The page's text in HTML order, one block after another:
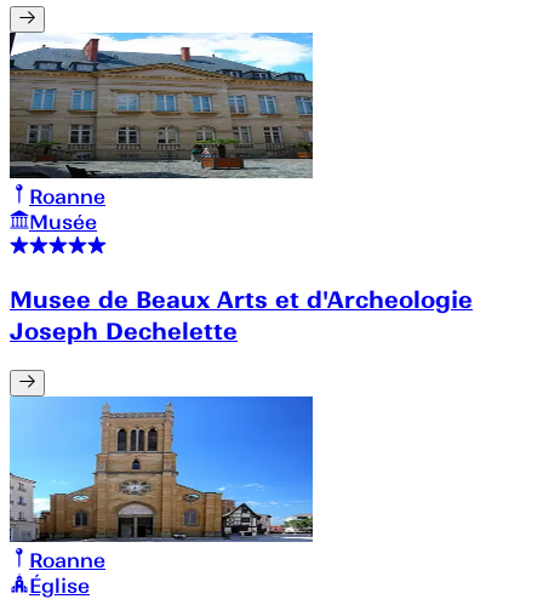
Roanne
Musée
Musee de Beaux Arts et d'Archeologie
Joseph Dechelette
Roanne
Église